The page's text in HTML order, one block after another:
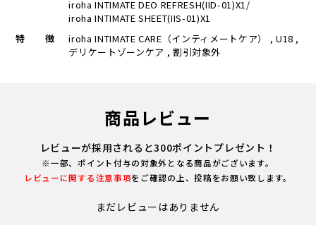
iroha INTIMATE DEO REFRESH(IID-01)X1/
iroha INTIMATE SHEET(IIS-01)X1
特徴
iroha INTIMATE CARE（インティメートケア） , U18 ,
デリケートゾーンケア , 割引対象外
商品レビュー
レビューが採用されると300ポイントプレゼント！
※一部、ポイント付与の対象外となる商品がございます。
レビューに関する注意事項をご確認の上、投稿をお願い致します。
まだレビューはありません